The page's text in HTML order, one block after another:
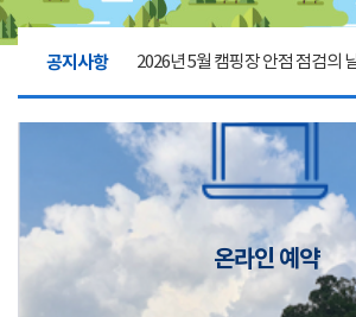
공지사항 2026년 5월 캠핑장 안점 점검의
캠핑장(9월1일~6일) 미운영 공지
2026년 5월 캠핑장 안점 점검의
온라인 예약